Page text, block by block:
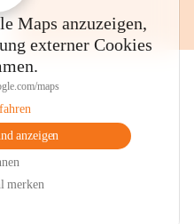
Maps anzuzeigen,
externer Cookies
maps
anzeigen
merken